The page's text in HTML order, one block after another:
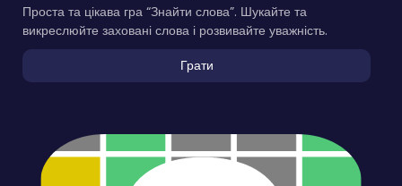
Проста та цікава гра “Знайти слова”. Шукайте та
викреслюйте заховані слова і розвивайте уважність.
Грати